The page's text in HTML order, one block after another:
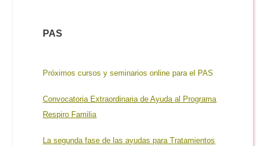
PAS
Próximos cursos y seminarios online para el PAS
Convocatoria Extraordinaria de Ayuda al Programa
Respiro Familia
La segunda fase de las ayudas para Tratamientos